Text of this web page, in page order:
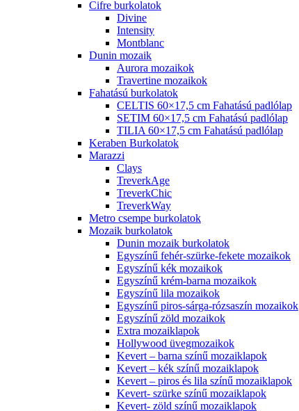
Cifre burkolatok
Divine
Intensity
Montblanc
Dunin mozaik
Aurora mozaikok
Travertine mozaikok
Fahatású burkolatok
CELTIS 60×17,5 cm Fahatású padlólap
SETIM 60×17,5 cm Fahatású padlólap
TILIA 60×17,5 cm Fahatású padlólap
Keraben Burkolatok
Marazzi
Clays
TreverkAge
TreverkChic
TreverkWay
Metro csempe burkolatok
Mozaik burkolatok
Dunin mozaik burkolatok
Egyszínű fehér-szürke-fekete mozaikok
Egyszínű kék mozaikok
Egyszínű krém-barna mozaikok
Egyszínű lila mozaikok
Egyszínű piros-sárga-rózsaszín mozaikok
Egyszínű zöld mozaikok
Extra mozaiklapok
Hollywood üvegmozaikok
Kevert – barna színű mozaiklapok
Kevert – kék színű mozaiklapok
Kevert – piros és lila színű mozaiklapok
Kevert- szürke színű mozaiklapok
Kevert- zöld színű mozaiklapok